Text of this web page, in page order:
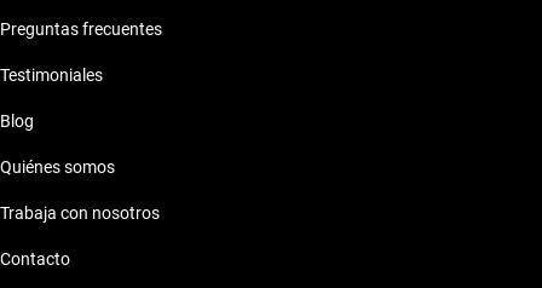
Preguntas frecuentes
Testimoniales
Blog
Quiénes somos
Trabaja con nosotros
Contacto